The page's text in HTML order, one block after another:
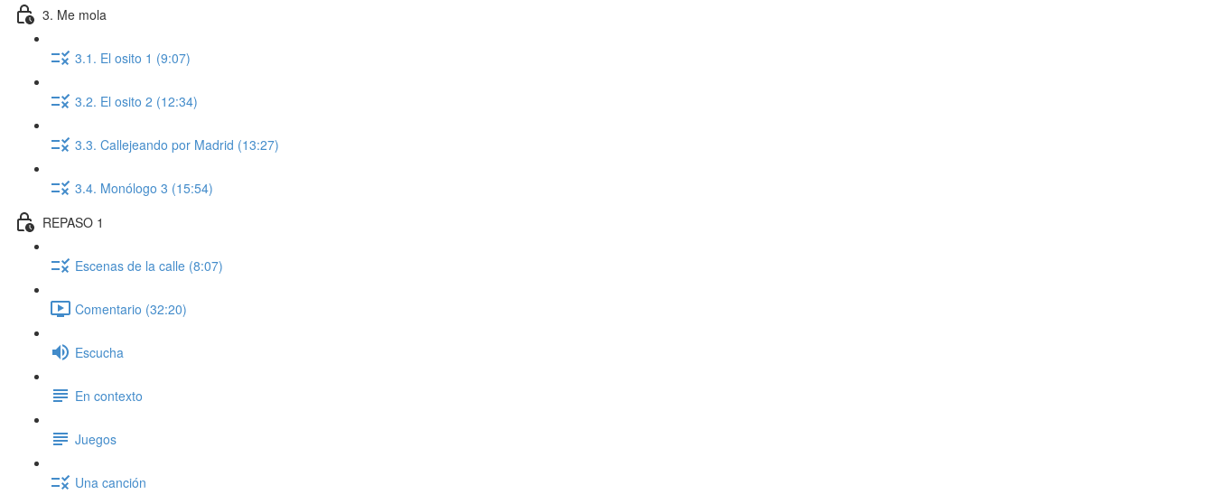
3. Me mola
3.1. El osito 1 (9:07)
3.2. El osito 2 (12:34)
3.3. Callejeando por Madrid (13:27)
3.4. Monólogo 3 (15:54)
REPASO 1
Escenas de la calle (8:07)
Comentario (32:20)
Escucha
En contexto
Juegos
Una canción